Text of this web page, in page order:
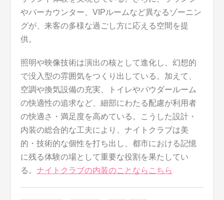
やバーカウンター、VIPルームなど異なるゾーニン
グが、来客の多様な過ごし方に応える空間を提
供。
照明や映像技術は演出の核として進化し、幻想的
で没入型の雰囲気をつくり出している。加えて、
空調や換気設備の充実、トイレやパウダールーム
の快適性の追求など、細部にわたる配慮が利用者
の快適さ・満足度を高めている。こうした設計・
内装の総合的な工夫により、ナイトクラブは美
的・技術的な個性を打ち出し、都市における記憶
に残る体験の場として重要な役割を果たしてい
る。 ナイトクラブの内装のことならこちら